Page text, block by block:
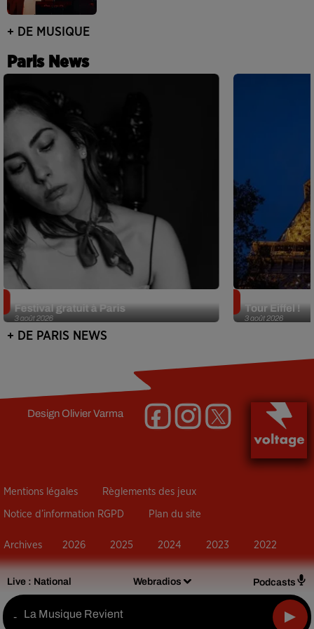
Live : National Webradios Podcasts
- La Musique Revient
+ DE MUSIQUE
Paris News
3 août 2026
Festival gratuit à Paris
3 août 2026
Tour Eiffel !
+ DE PARIS NEWS
DesignOlivier Varma
Mentions légales Règlements des jeux
Notice d’information RGPD Plan du site
Archives 2026 2025 2024 2023 2022